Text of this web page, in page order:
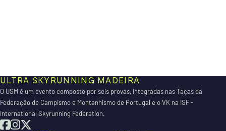
ULTRA SKYRUNNING MADEIRA
O USM é um evento composto por seis provas, integradas nas Taças da
Federação de Campismo e Montanhismo de Portugal e o VK na ISF -
International Skyrunning Federation.